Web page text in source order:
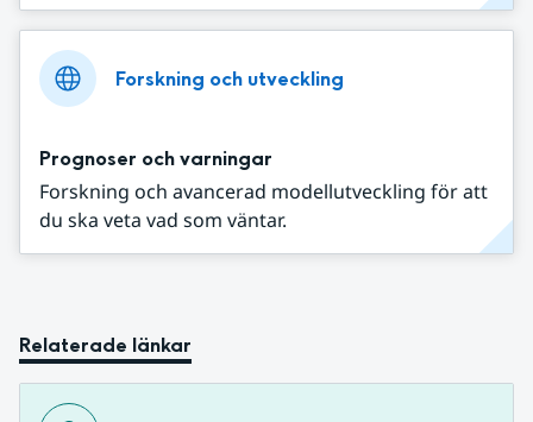
Forskning och utveckling
Prognoser och varningar
Forskning och avancerad modellutveckling för att
du ska veta vad som väntar.
Relaterade länkar